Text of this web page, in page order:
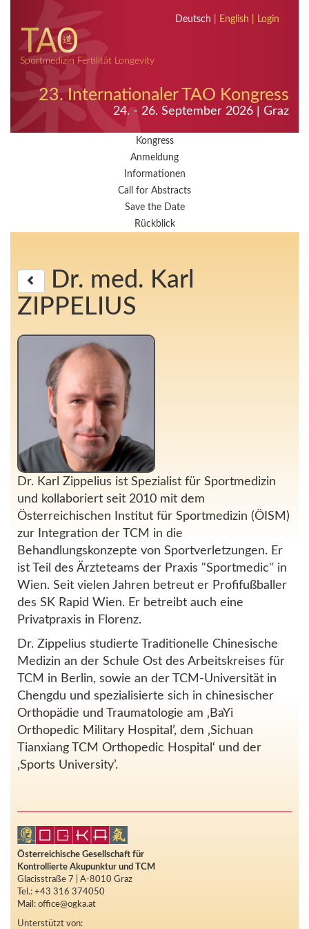
Deutsch English Login
Sportmedizin Fertilität Longevity
23. Internationaler TAO Kongress
24. - 26. September 2026 | Graz
Kongress
Anmeldung
Informationen
Call for Abstracts
Save the Date
Rückblick
Dr. med. Karl
ZIPPELIUS
Dr. Karl Zippelius ist Spezialist für Sportmedizin
und kollaboriert seit 2010 mit dem
Österreichischen Institut für Sportmedizin (ÖISM)
zur Integration der TCM in die
Behandlungskonzepte von Sportverletzungen. Er
ist Teil des Ärzteteams der Praxis "Sportmedic" in
Wien. Seit vielen Jahren betreut er Profifußballer
des SK Rapid Wien. Er betreibt auch eine
Privatpraxis in Florenz.
Dr. Zippelius studierte Traditionelle Chinesische
Medizin an der Schule Ost des Arbeitskreises für
TCM in Berlin, sowie an der TCM-Universität in
Chengdu und spezialisierte sich in chinesischer
Orthopädie und Traumatologie am ‚BaYi
Orthopedic Military Hospital’, dem ‚Sichuan
Tianxiang TCM Orthopedic Hospital‘ und der
‚Sports University’.
Österreichische Gesellschaft für
Kontrollierte Akupunktur und TCM
Glacisstraße 7 | A-8010 Graz
Tel.: +43 316 374050
Mail: office@ogka.at
Unterstützt von: